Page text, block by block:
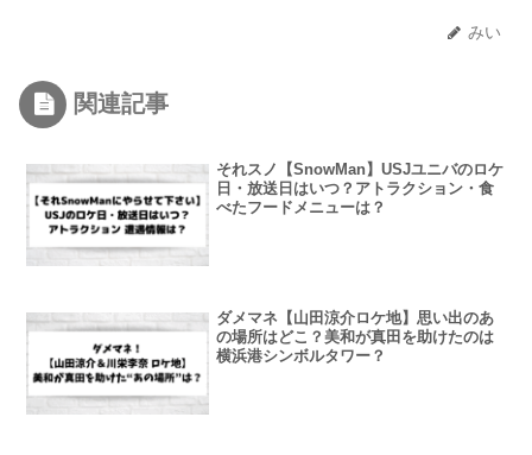
みい
関連記事
それスノ【SnowMan】USJユニバのロケ
日・放送日はいつ？アトラクション・食
べたフードメニューは？
ダメマネ【山田涼介ロケ地】思い出のあ
の場所はどこ？美和が真田を助けたのは
横浜港シンボルタワー？